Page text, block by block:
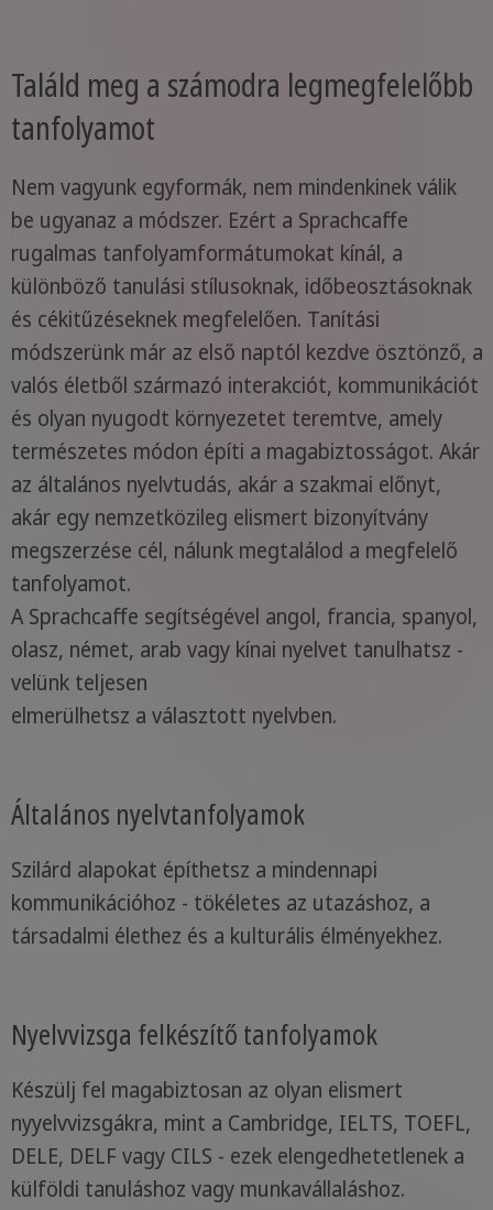
Találd meg a számodra legmegfelelőbb
tanfolyamot
Nem vagyunk egyformák, nem mindenkinek válik
be ugyanaz a módszer. Ezért a Sprachcaffe
rugalmas tanfolyamformátumokat kínál, a
különböző tanulási stílusoknak, időbeosztásoknak
és cékitűzéseknek megfelelően. Tanítási
módszerünk már az első naptól kezdve ösztönző, a
valós életből származó interakciót, kommunikációt
és olyan nyugodt környezetet teremtve, amely
természetes módon építi a magabiztosságot. Akár
az általános nyelvtudás, akár a szakmai előnyt,
akár egy nemzetközileg elismert bizonyítvány
megszerzése cél, nálunk megtalálod a megfelelő
tanfolyamot.
A Sprachcaffe segítségével angol, francia, spanyol,
olasz, német, arab vagy kínai nyelvet tanulhatsz -
velünk teljesen
elmerülhetsz a választott nyelvben.
Általános nyelvtanfolyamok
Szilárd alapokat építhetsz a mindennapi
kommunikációhoz - tökéletes az utazáshoz, a
társadalmi élethez és a kulturális élményekhez.
Nyelvvizsga felkészítő tanfolyamok
Készülj fel magabiztosan az olyan elismert
nyyelvvizsgákra, mint a Cambridge, IELTS, TOEFL,
DELE, DELF vagy CILS - ezek elengedhetetlenek a
külföldi tanuláshoz vagy munkavállaláshoz.